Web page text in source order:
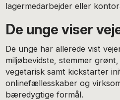
lagermedarbejder eller
De unge viser
De unge har allerede vist
miljøbevidste, stemmer
vegetarisk samt kickstarter
onlinefællesskaber og
bæredygtige formål.